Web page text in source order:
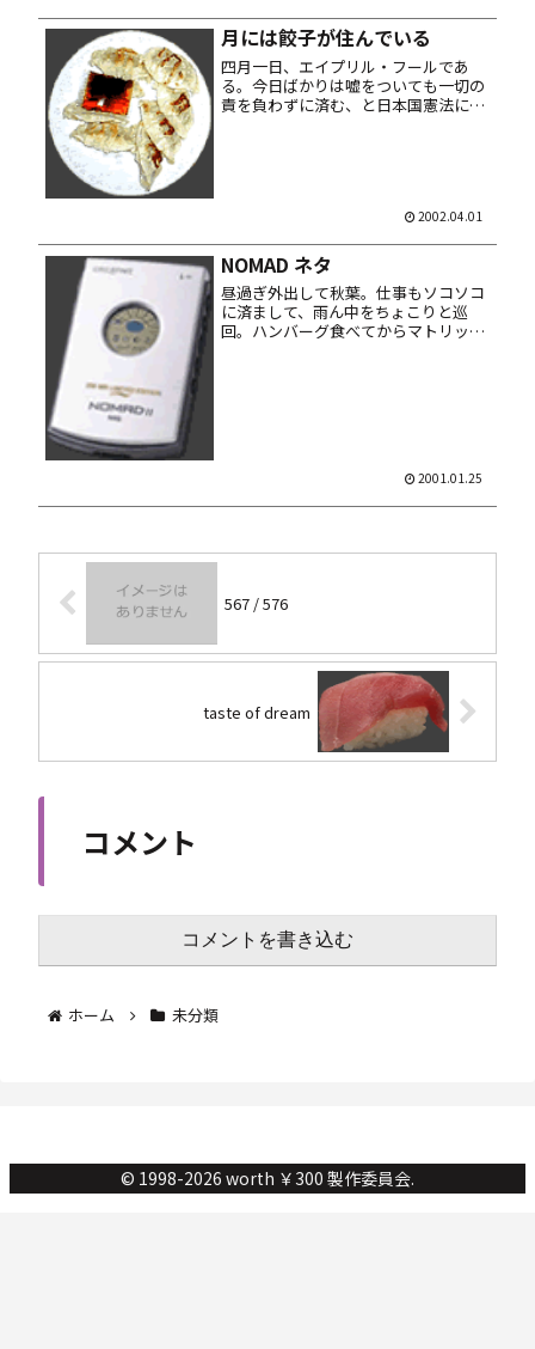
月には餃子が住んでいる
四月一日、エイプリル・フールであ
る。今日ばかりは嘘をついても一切の
責を負わずに済む、と日本国憲法にも
2002.04.01
NOMAD ネタ
昼過ぎ外出して秋葉。仕事もソコソコ
に済まして、雨ん中をちょこりと巡
回。ハンバーグ食べてからマトリック
2001.01.25
567 / 576
taste of dream
コメント
コメントを書き込む
ホーム 未分類
© 1998-2026 worth ￥300 製作委員会.